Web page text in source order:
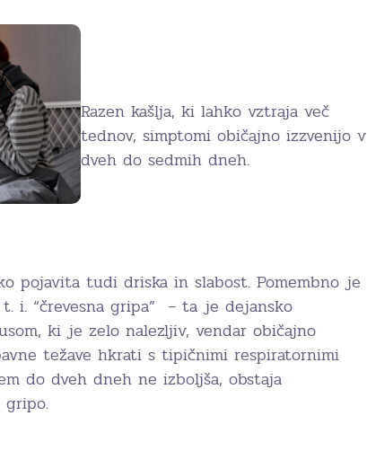
Razen kašlja, ki lahko vztraja več
tednov, simptomi običajno izzvenijo v
dveh do sedmih dneh.
pojavita tudi driska in slabost. Pomembno je
i. “črevesna gripa” – ta je dejansko
ki je zelo nalezljiv, vendar običajno
težave hkrati s tipičnimi respiratornimi
do dveh dneh ne izboljša, obstaja